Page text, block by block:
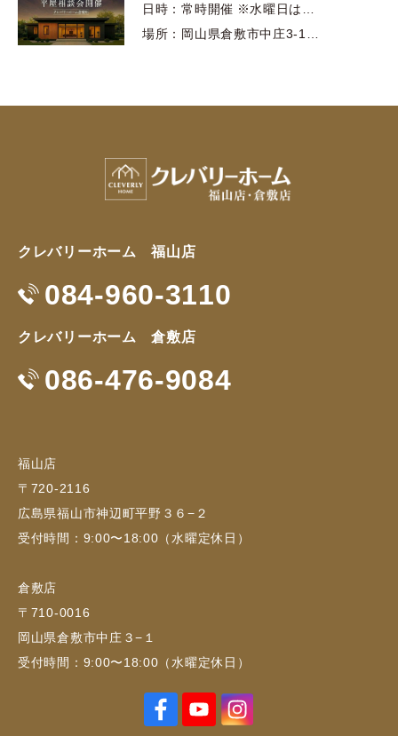
日時：常時開催 ※水曜日は…
場所：岡山県倉敷市中庄3-1…
クレバリーホーム 福山店
084-960-3110
クレバリーホーム 倉敷店
086-476-9084
福山店
〒720-2116
広島県福山市神辺町平野３６−２
受付時間：9:00〜18:00（水曜定休日）
倉敷店
〒710-0016
岡山県倉敷市中庄３−１
受付時間：9:00〜18:00（水曜定休日）